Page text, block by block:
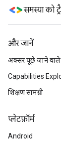
समस्या को
और जानें
अक्सर पूछे जाने
Capabilities
शिक्षण सामग्री
प्‍लेटफ़ॉर्म
Android